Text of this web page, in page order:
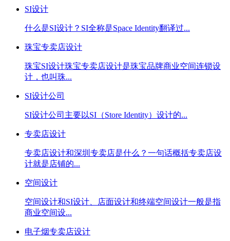
SI设计
什么是SI设计？SI全称是Space Identity翻译过...
珠宝专卖店设计
珠宝SI设计珠宝专卖店设计是珠宝品牌商业空间连锁设
计，也叫珠...
SI设计公司
SI设计公司主要以SI（Store Identity）设计的...
专卖店设计
专卖店设计和深圳专卖店是什么？一句话概括专卖店设
计就是店铺的...
空间设计
空间设计和SI设计、店面设计和终端空间设计一般是指
商业空间设...
电子烟专卖店设计